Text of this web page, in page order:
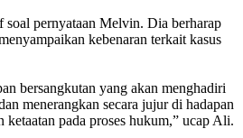
soal pernyataan Melvin. Dia berharap
kebenaran terkait kasus
bersangkutan yang akan menghadiri
menerangkan secara jujur di hadapan
pada proses hukum,” ucap Ali.